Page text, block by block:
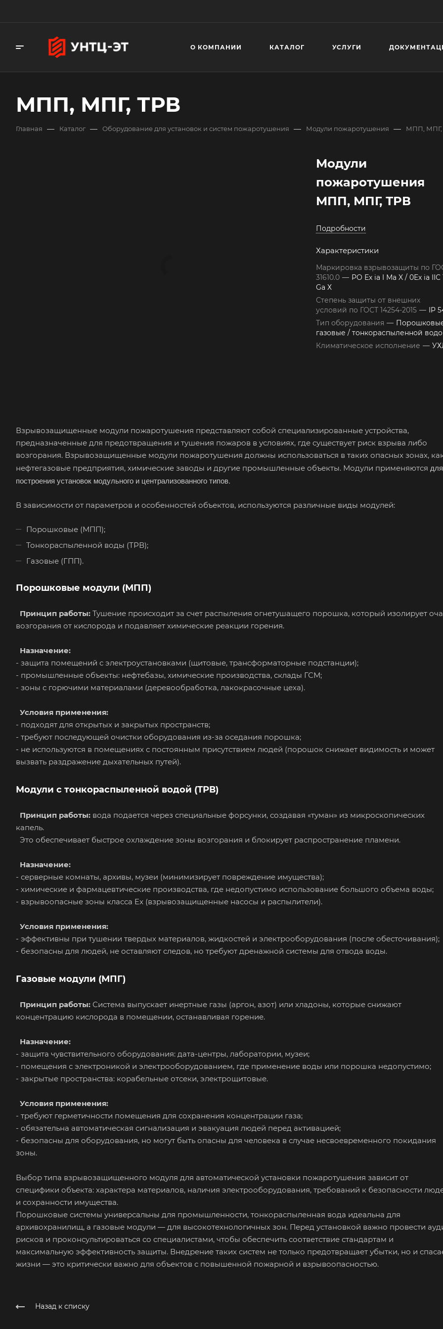
О КОМПАНИИ КАТАЛОГ УСЛУГИ
МПП, МПГ, ТРВ
Главная — Каталог — Оборудование для установок и систем пожаротушения — Модули пожаротушения — МПП, МПГ,
Модули
пожаротушения
МПП, МПГ, ТРВ
Подробности
Характеристики
Маркировка взрывозащиты по
31610.0 — РО Ех ia I Ма X / 0Ex ia IIС
Gа Х
Степень защиты от внешних
условий по ГОСТ 14254-2015 — IP
Тип оборудования —
газовые / тонкораспыленной
Климатическое исполнение —
Взрывозащищенные модули пожаротушения представляют собой специализированные устройства,
предназначенные для предотвращения и тушения пожаров в условиях, где существует риск взрыва либо
возгорания. Взрывозащищенные модули пожаротушения должны использоваться в таких опасных зонах,
нефтегазовые предприятия, химические заводы и другие промышленные объекты. Модули применяются для
построения установок модульного и централизованного типов.
В зависимости от параметров и особенностей объектов, используются различные виды модулей:
Порошковые (МПП);
Тонкораспыленной воды (ТРВ);
Газовые (ГПП).
Порошковые модули (МПП)
Принцип работы: Тушение происходит за счет распыления огнетушащего порошка, который изолирует
возгорания от кислорода и подавляет химические реакции горения.
Назначение:
- защита помещений с электроустановками (щитовые, трансформаторные подстанции);
- промышленные объекты: нефтебазы, химические производства, склады ГСМ;
- зоны с горючими материалами (деревообработка, лакокрасочные цеха).
Условия применения:
- подходят для открытых и закрытых пространств;
- требуют последующей очистки оборудования из-за оседания порошка;
- не используются в помещениях с постоянным присутствием людей (порошок снижает видимость и может
вызвать раздражение дыхательных путей).
Модули с тонкораспыленной водой (ТРВ)
Принцип работы: вода подается через специальные форсунки, создавая «туман» из микроскопических
капель.
Это обеспечивает быстрое охлаждение зоны возгорания и блокирует распространение пламени.
Назначение:
- серверные комнаты, архивы, музеи (минимизирует повреждение имущества);
- химические и фармацевтические производства, где недопустимо использование большого объема воды;
- взрывоопасные зоны класса Ex (взрывозащищенные насосы и распылители).
Условия применения:
- эффективны при тушении твердых материалов, жидкостей и электрооборудования (после обесточивания);
- безопасны для людей, не оставляют следов, но требуют дренажной системы для отвода воды.
Газовые модули (МПГ)
Принцип работы: Система выпускает инертные газы (аргон, азот) или хладоны, которые снижают
концентрацию кислорода в помещении, останавливая горение.
Назначение:
- защита чувствительного оборудования: дата-центры, лаборатории, музеи;
- помещения с электроникой и электрооборудованием, где применение воды или порошка недопустимо;
- закрытые пространства: корабельные отсеки, электрощитовые.
Условия применения:
- требуют герметичности помещения для сохранения концентрации газа;
- обязательна автоматическая сигнализация и эвакуация людей перед активацией;
- безопасны для оборудования, но могут быть опасны для человека в случае несвоевременного покидания
зоны.
Выбор типа взрывозащищенного модуля для автоматической установки пожаротушения зависит от
специфики объекта: характера материалов, наличия электрооборудования, требований к безопасности
и сохранности имущества.
Порошковые системы универсальны для промышленности, тонкораспыленная вода идеальна для
архивохранилищ, а газовые модули — для высокотехнологичных зон. Перед установкой важно провести
рисков и проконсультироваться со специалистами, чтобы обеспечить соответствие стандартам и
максимальную эффективность защиты. Внедрение таких систем не только предотвращает убытки, но и
жизни — это критически важно для объектов с повышенной пожарной и взрывоопасностью.
Назад к списку